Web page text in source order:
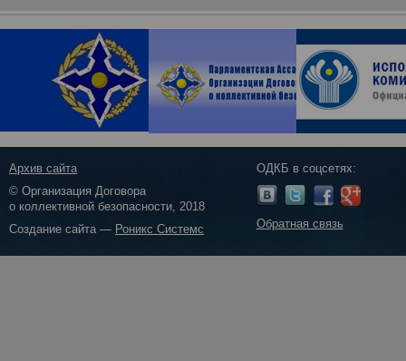
Архив сайта
© Организация Договора
о коллективной безопасности, 2018
Создание сайта — Роникс Системс
ОДКБ в соцсетях:
Обратная связь